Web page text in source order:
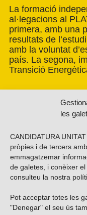
les
CANDIDATURA
pròpies i de tercers
emmagatzemar
de galetes, i conèixer
consulteu la nostra
Pot acceptar totes les
"Denegar" el seu ús
La formació
al·legacions al
primera, amb una
resultats de
amb la voluntat
país. La segona,
Transició
Vols